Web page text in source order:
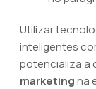
Utilizar
inteligentes
potencializa a
marketingna